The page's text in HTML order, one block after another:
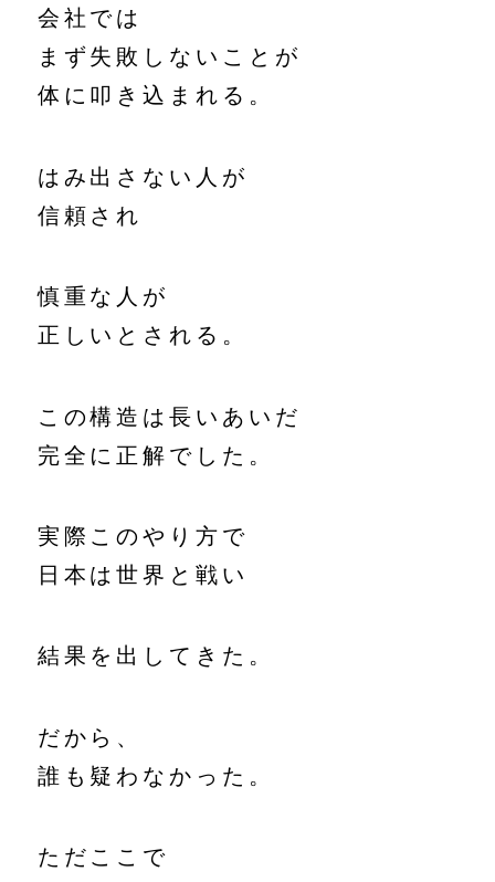
会社では
まず失敗しないことが
体に叩き込まれる。
はみ出さない人が
信頼され
慎重な人が
正しいとされる。
この構造は長いあいだ
完全に正解でした。
実際このやり方で
日本は世界と戦い
結果を出してきた。
だから、
誰も疑わなかった。
ただここで